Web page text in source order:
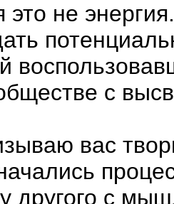
не
с
вас
другого с